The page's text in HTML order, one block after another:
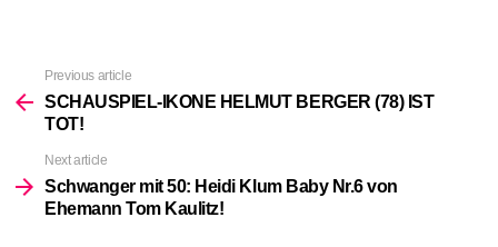
more
Previous article
SCHAUSPIEL-IKONE HELMUT BERGER (78) IST
TOT!
Next article
Schwanger mit 50: Heidi Klum Baby Nr.6 von
Ehemann Tom Kaulitz!